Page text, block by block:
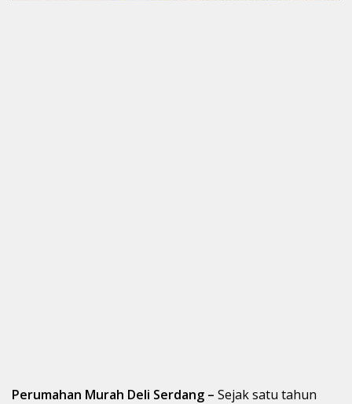
Perumahan Murah Deli Serdang – Sejak satu tahun